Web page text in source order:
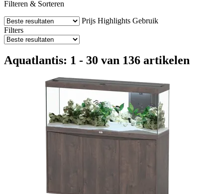
Filteren & Sorteren
Prijs Highlights Gebruik
Filters
Aquatlantis: 1 - 30 van 136 artikelen